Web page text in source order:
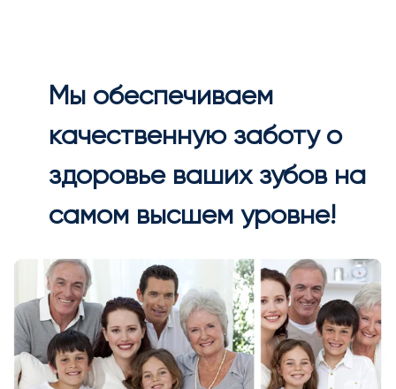
Мы обеспечиваем
качественную заботу о
здоровье ваших зубов на
самом высшем уровне!